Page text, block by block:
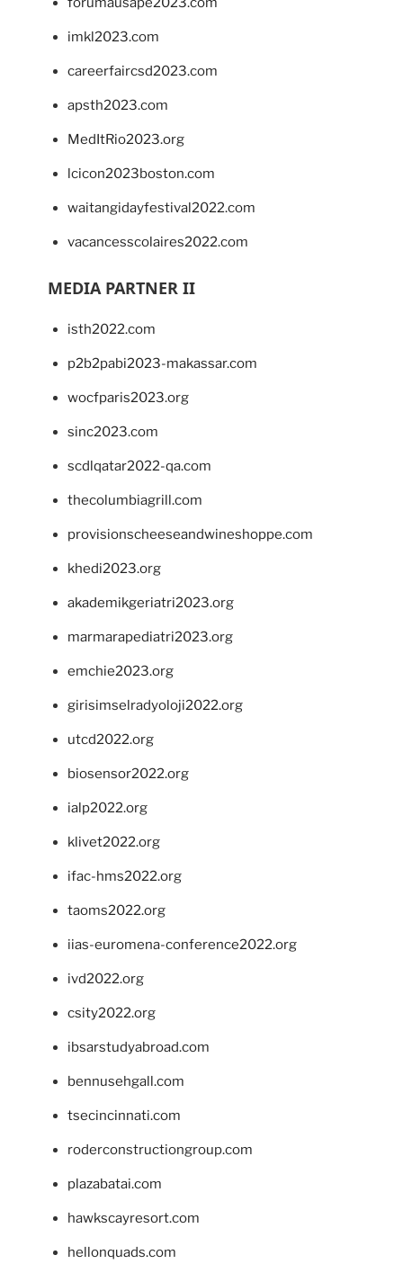
imkl2023.com
careerfaircsd2023.com
apsth2023.com
MedItRio2023.org
lcicon2023boston.com
waitangidayfestival2022.com
vacancesscolaires2022.com
MEDIA PARTNER II
isth2022.com
p2b2pabi2023-makassar.com
wocfparis2023.org
sinc2023.com
scdlqatar2022-qa.com
thecolumbiagrill.com
provisionscheeseandwineshoppe.com
khedi2023.org
akademikgeriatri2023.org
marmarapediatri2023.org
emchie2023.org
girisimselradyoloji2022.org
utcd2022.org
biosensor2022.org
ialp2022.org
klivet2022.org
ifac-hms2022.org
taoms2022.org
iias-euromena-conference2022.org
ivd2022.org
csity2022.org
ibsarstudyabroad.com
bennusehgall.com
tsecincinnati.com
roderconstructiongroup.com
plazabatai.com
hawkscayresort.com
hellonquads.com